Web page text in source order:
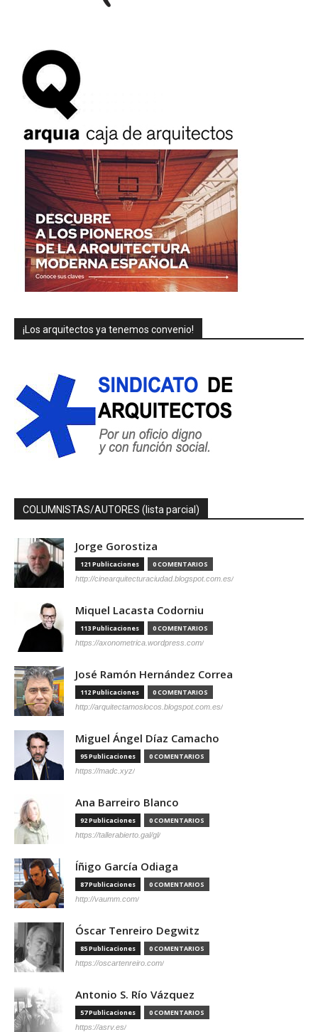
¡Los arquitectos ya tenemos convenio!
COLUMNISTAS/AUTORES (lista parcial)
Jorge Gorostiza
121 Publicaciones 0 COMENTARIOS
http://cinearquitecturaciudad.blogspot.com.es/
Miquel Lacasta Codorniu
113 Publicaciones 0 COMENTARIOS
https://axonometrica.wordpress.com/
José Ramón Hernández Correa
112 Publicaciones 0 COMENTARIOS
http://arquitectamoslocos.blogspot.com.es/
Miguel Ángel Díaz Camacho
95 Publicaciones 0 COMENTARIOS
https://madc.xyz/
Ana Barreiro Blanco
92 Publicaciones 0 COMENTARIOS
https://tallerabierto.gal/gl/
Íñigo García Odiaga
87 Publicaciones 0 COMENTARIOS
http://vaumm.com/
Óscar Tenreiro Degwitz
85 Publicaciones 0 COMENTARIOS
https://oscartenreiro.com/
Antonio S. Río Vázquez
57 Publicaciones 0 COMENTARIOS
https://asrv.es/